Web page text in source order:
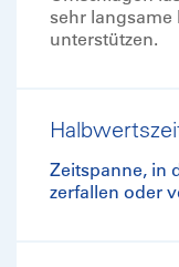
sehr langsame
unterstützen.
Zeitspanne, in
zerfallen oder